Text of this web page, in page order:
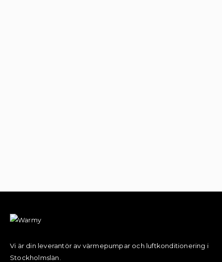
Vi är din leverantör av värmepumpar och luftkonditionering i
Stockholmslän.